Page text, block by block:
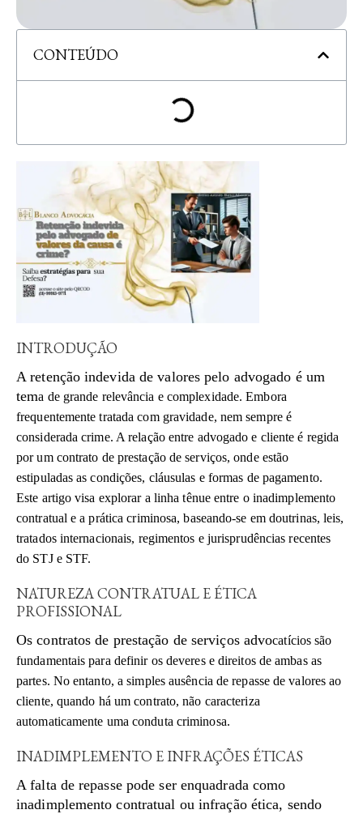
CONTEÚDO
INTRODUÇÃO
A retenção indevida de valores pelo advogado é um
tema de grande relevância e complexidade. Embora
frequentemente tratada com gravidade, nem sempre é
considerada crime. A relação entre advogado e cliente é regida
por um contrato de prestação de serviços, onde estão
estipuladas as condições, cláusulas e formas de pagamento.
Este artigo visa explorar a linha tênue entre o inadimplemento
contratual e a prática criminosa, baseando-se em doutrinas, leis,
tratados internacionais, regimentos e jurisprudências recentes
do STJ e STF.
NATUREZA CONTRATUAL E ÉTICA
PROFISSIONAL
Os contratos de prestação de serviços advocatícios são
fundamentais para definir os deveres e direitos de ambas as
partes. No entanto, a simples ausência de repasse de valores ao
cliente, quando há um contrato, não caracteriza
automaticamente uma conduta criminosa.
INADIMPLEMENTO E INFRAÇÕES ÉTICAS
A falta de repasse pode ser enquadrada como
inadimplemento contratual ou infração ética, sendo